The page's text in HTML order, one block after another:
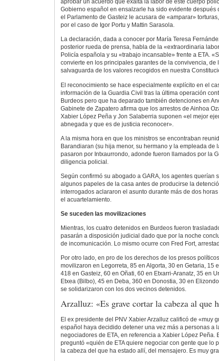
aprobar un acuerdo que exalta la labor de este cuerpo
Gobierno español en ensalzarle ha sido evidente después
el Parlamento de Gasteiz le acusara de «amparar»
por el caso de Igor Portu y Mattin Sarasola.
La declaración, dada a conocer por María Teresa
posterior rueda de prensa, habla de la «extraordinaria
Policía española y su «trabajo incansable» frente a ETA.
convierte en los principales garantes de la convivencia, de
salvaguarda de los valores recogidos en nuestra
El reconocimiento se hace especialmente explícito en el
información de la Guardia Civil tras la última operación
Burdeos pero que ha deparado también detenciones en
Gabinete de Zapatero afirma que los arrestos de Ainhoa
Xabier López Peña y Jon Salaberria suponen «el mejor
abnegada y que es de justicia reconocer».
A la misma hora en que los ministros se encontraban
Barandiaran (su hija menor, su hermano y la empleada de
pasaron por Intxaurrondo, adonde fueron llamados por la
diligencia policial.
Según confirmó su abogado a GARA, los agentes querían
algunos papeles de la casa antes de producirse la
interrogados aclararon el asunto durante más de dos
el acuartelamiento.
Se suceden las movilizaciones
Mientras, los cuatro detenidos en Burdeos fueron
pasarán a disposición judicial dado que por la noche
de incomunicación. Lo mismo ocurre con Fred Fort,
Por otro lado, en pro de los derechos de los presos
movilizaron en Legorreta, 85 en Algorta, 30 en Getaria, 15
418 en Gasteiz, 60 en Oñati, 60 en Etxarri-Aranatz, 35 en
Etxea (Bilbo), 45 en Deba, 360 en Donostia, 30 en
se solidarizaron con los dos vecinos detenidos.
Arzalluz: «Es grave cortar la cabeza al que
El ex presidente del PNV Xabier Arzalluz calificó de «muy
español haya decidido detener una vez más a personas a
negociadores de ETA, en referencia a Xabier López Peña.
preguntó «quién de ETA quiere negociar con gente que lo
la cabeza del que ha estado allí, del mensajero. Es muy